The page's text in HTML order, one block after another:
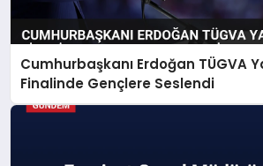
Cumhurbaşkanı Erdoğan TÜGVA
Finalinde Gençlere Seslendi